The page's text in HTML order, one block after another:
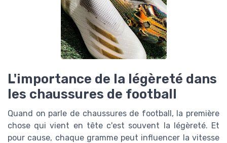
L'importance de la légèreté dans
les chaussures de football
Quand on parle de chaussures de football, la première
chose qui vient en tête c'est souvent la légèreté. Et
pour cause, chaque gramme peut influencer la vitesse